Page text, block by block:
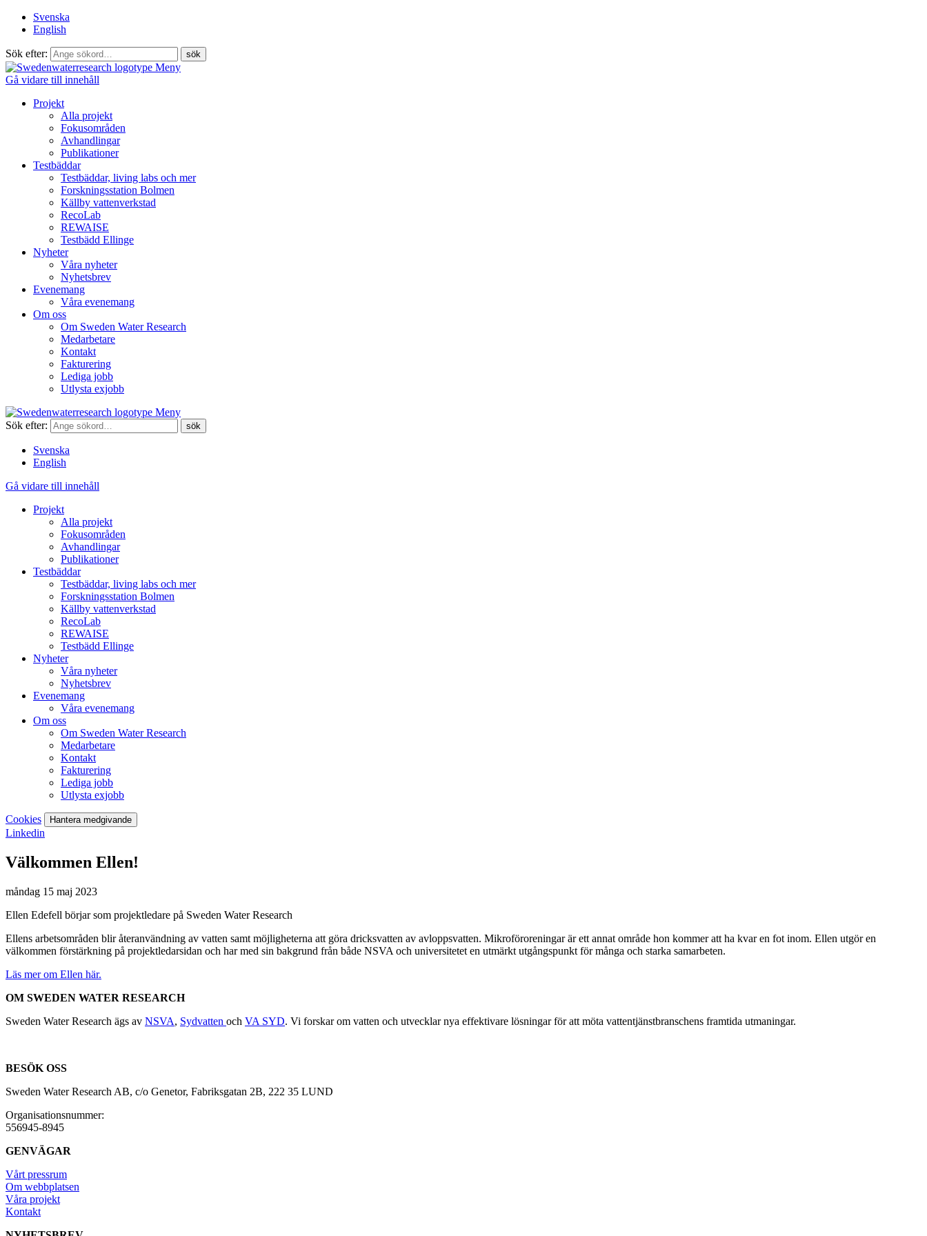
Svenska
English
Sök efter:
Meny
Gå vidare till innehåll
Projekt
Alla projekt
Fokusområden
Avhandlingar
Publikationer
Testbäddar
Testbäddar, living labs och mer
Forskningsstation Bolmen
Källby vattenverkstad
RecoLab
REWAISE
Testbädd Ellinge
Nyheter
Våra nyheter
Nyhetsbrev
Evenemang
Våra evenemang
Om oss
Om Sweden Water Research
Medarbetare
Kontakt
Fakturering
Lediga jobb
Utlysta exjobb
Meny
Sök efter:
Svenska
English
Gå vidare till innehåll
Projekt
Alla projekt
Fokusområden
Avhandlingar
Publikationer
Testbäddar
Testbäddar, living labs och mer
Forskningsstation Bolmen
Källby vattenverkstad
RecoLab
REWAISE
Testbädd Ellinge
Nyheter
Våra nyheter
Nyhetsbrev
Evenemang
Våra evenemang
Om oss
Om Sweden Water Research
Medarbetare
Kontakt
Fakturering
Lediga jobb
Utlysta exjobb
Cookies Hantera medgivande
Linkedin
Välkommen Ellen!
måndag 15 maj 2023
Ellen Edefell börjar som projektledare på Sweden Water Research
Ellens arbetsområden blir återanvändning av vatten samt möjligheterna att göra dricksvatten av avloppsvatten. Mikroföroreningar är ett annat område hon kommer att ha kvar en fot inom. Ellen utgör en
välkommen förstärkning på projektledarsidan och har med sin bakgrund från både NSVA och universitetet en utmärkt utgångspunkt för många och starka samarbeten.
Läs mer om Ellen här.
OM SWEDEN WATER RESEARCH
Sweden Water Research ägs av NSVA, Sydvatten och VA SYD. Vi forskar om vatten och utvecklar nya effektivare lösningar för att möta vattentjänstbranschens framtida utmaningar.
BESÖK OSS
Sweden Water Research AB, c/o Genetor, Fabriksgatan 2B, 222 35 LUND
Organisationsnummer:
556945-8945
GENVÄGAR
Vårt pressrum
Om webbplatsen
Våra projekt
Kontakt